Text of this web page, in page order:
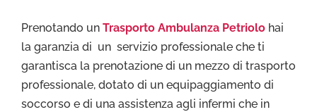
Prenotando un Trasporto Ambulanza Petriolo hai
la garanzia di un servizio professionale che ti
garantisca la prenotazione di un mezzo di trasporto
professionale, dotato di un equipaggiamento di
soccorso e di una assistenza agli infermi che in